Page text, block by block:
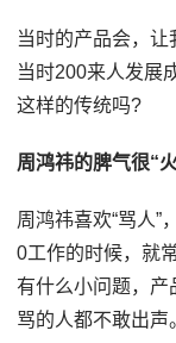
当时的产品会，
当时200来人发展
这样的传统吗?
周鸿祎的脾气很“
周鸿祎喜欢“骂人”
0工作的时候，就
有什么小问题，产
骂的人都不敢出